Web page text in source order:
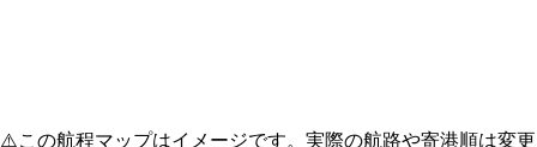
⚠️この航程マップはイメージです。実際の航路や寄港順は変更